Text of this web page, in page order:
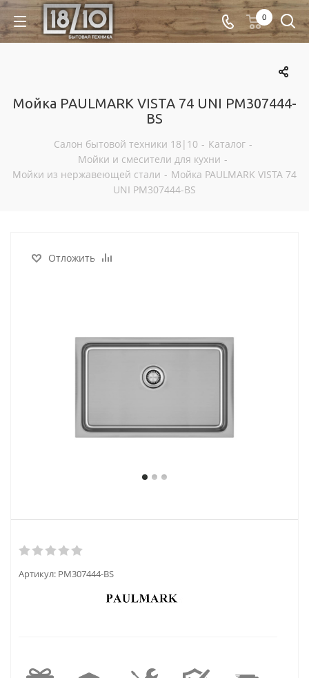
0
Мойка PAULMARK VISTA 74 UNI PM307444-
BS
Салон бытовой техники 18|10 - Каталог -
Мойки и смесители для кухни -
Мойки из нержавеющей стали - Мойка PAULMARK VISTA 74
UNI PM307444-BS
Отложить
Артикул: PM307444-BS